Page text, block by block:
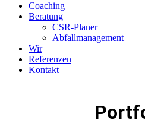
Coaching
Beratung
CSR-Planer
Abfallmanagement
Wir
Referenzen
Kontakt